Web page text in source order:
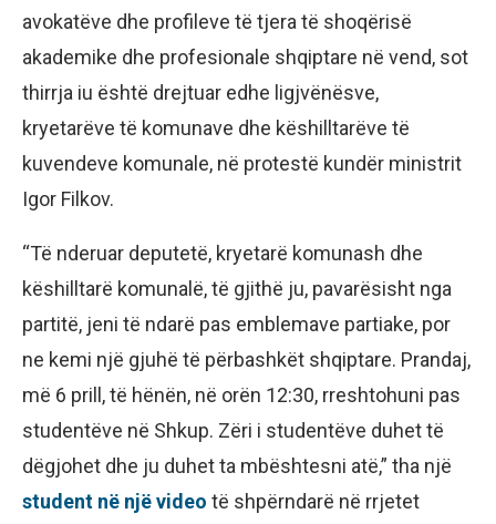
avokatëve dhe profileve të tjera të shoqërisë
akademike dhe profesionale shqiptare në vend, sot
thirrja iu është drejtuar edhe ligjvënësve,
kryetarëve të komunave dhe këshilltarëve të
kuvendeve komunale, në protestë kundër ministrit
Igor Filkov.
“Të nderuar deputetë, kryetarë komunash dhe
këshilltarë komunalë, të gjithë ju, pavarësisht nga
partitë, jeni të ndarë pas emblemave partiake, por
ne kemi një gjuhë të përbashkët shqiptare. Prandaj,
më 6 prill, të hënën, në orën 12:30, rreshtohuni pas
studentëve në Shkup. Zëri i studentëve duhet të
dëgjohet dhe ju duhet ta mbështesni atë,” tha një
student në një video të shpërndarë në rrjetet